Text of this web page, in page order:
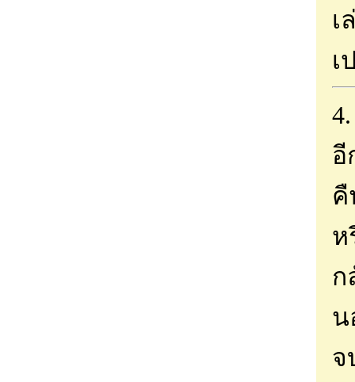
เ
เ
อี
คื
ห
ก
น
จ